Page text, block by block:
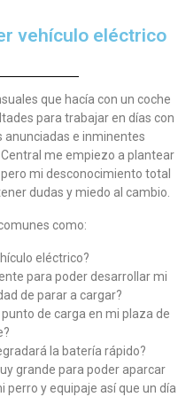
vehículo eléctrico
que hacía con un coche
para trabajar en días con
e inminentes
me empiezo a plantear
mi desconocimiento total
dudas y miedo al cambio.
como:
eléctrico?
para poder desarrollar mi
de parar a cargar?
de carga en mi plaza de
la batería rápido?
grande para poder aparcar
y equipaje así que un día